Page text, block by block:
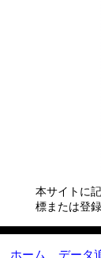
本サイトに
標または登
ホーム データ